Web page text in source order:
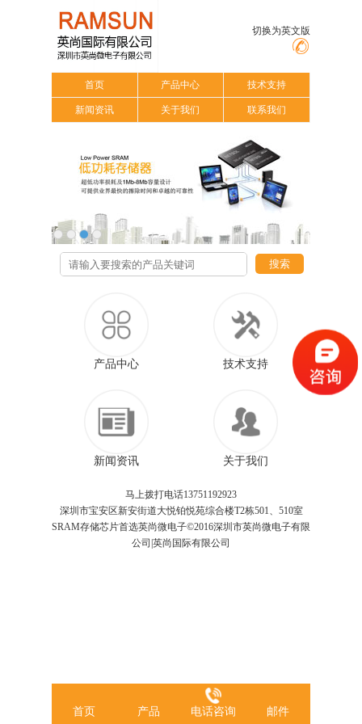
切换为英文版
首页 产品中心 技术支持
新闻资讯 关于我们 联系我们
搜索
产品中心 技术支持
新闻资讯 关于我们
马上拨打电话13751192923
深圳市宝安区新安街道大悦铂悦苑综合楼T2栋501、510室
SRAM存储芯片首选英尚微电子©2016深圳市英尚微电子有限
公司|英尚国际有限公司
首页 产品 电话咨询 邮件